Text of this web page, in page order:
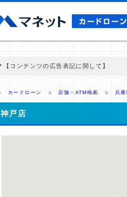
【コンテンツの広告表記に関して】
収集などに基づき、公平性を担保した情
携企業一覧
カードローン 店舗・ATM検索 兵
神戸店